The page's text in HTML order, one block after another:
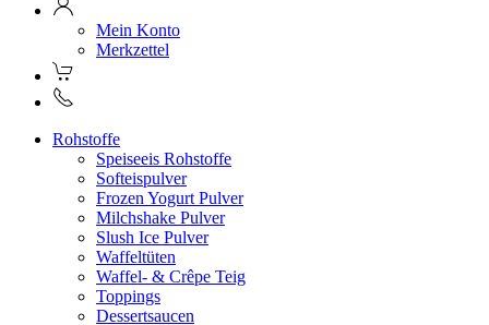
Mein Konto
Merkzettel
Rohstoffe
Speiseeis Rohstoffe
Softeispulver
Frozen Yogurt Pulver
Milchshake Pulver
Slush Ice Pulver
Waffeltüten
Waffel- & Crêpe Teig
Toppings
Dessertsaucen